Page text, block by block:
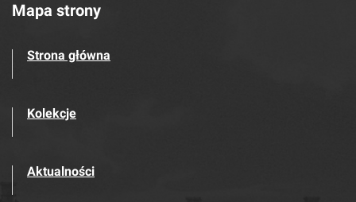
Mapa strony
Strona główna
Kolekcje
Aktualności